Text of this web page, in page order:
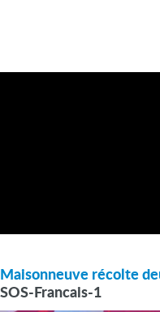
Maisonneuve récolte
SOS-Francais-1